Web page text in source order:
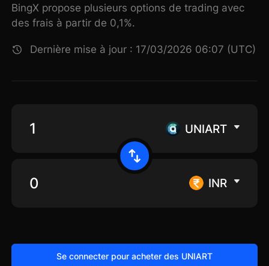
BingX propose plusieurs options de trading avec
des frais à partir de 0,1%.
Dernière mise à jour : 17/03/2026 06:07 (UTC)
UNIART
INR
Se connecter pour acheter des UNIART